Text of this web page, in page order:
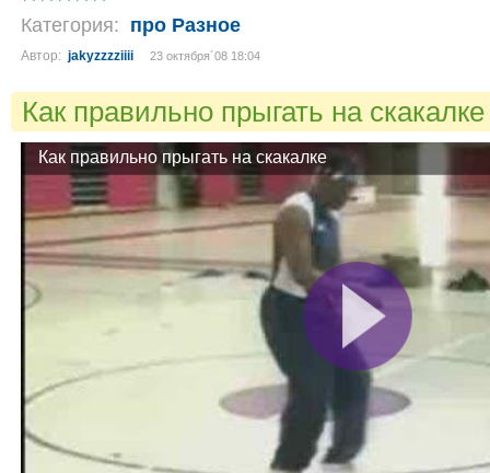
Категория: про Разное
Автор: jakyzzzziiii 23 октября´08 18:04
Как правильно прыгать на
Как правильно прыгать на скакалке